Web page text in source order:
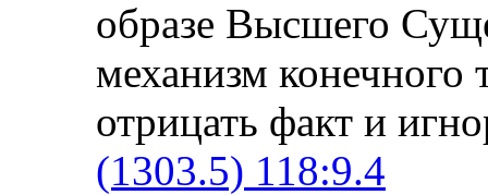
образе Высшего
механизм конечного
отрицать факт и
(1303.5) 118:9.4